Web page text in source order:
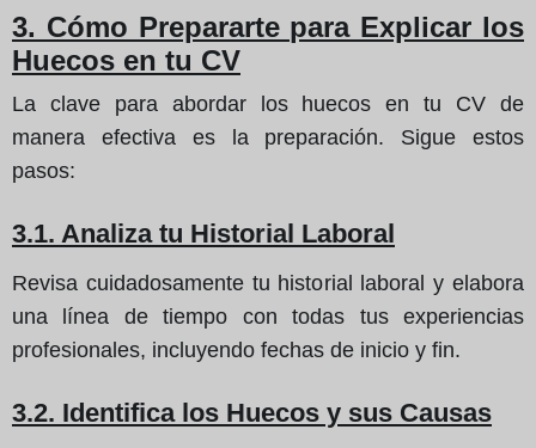
3. Cómo Prepararte para Explicar los
Huecos en tu CV
La clave para abordar los huecos en tu CV de
manera efectiva es la preparación. Sigue estos
pasos:
3.1. Analiza tu Historial Laboral
Revisa cuidadosamente tu historial laboral y elabora
una línea de tiempo con todas tus experiencias
profesionales, incluyendo fechas de inicio y fin.
3.2. Identifica los Huecos y sus Causas